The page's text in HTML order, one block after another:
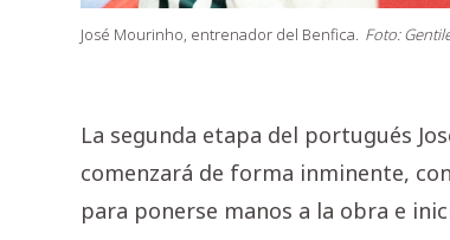
José Mourinho, entrenador del Benfica. Foto:
La segunda etapa del portugués
comenzará de forma inminente,
para ponerse manos a la obra e